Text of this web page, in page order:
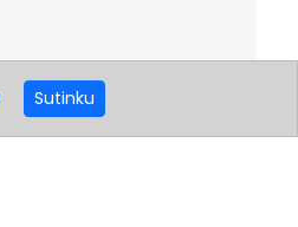
Sutinku